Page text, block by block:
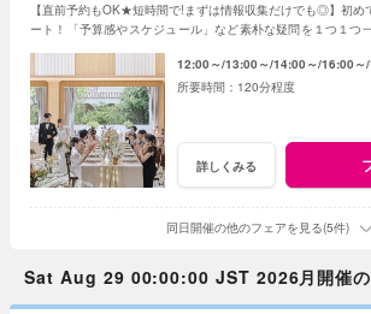
【直前予約もOK★短時間で!まずは情報収集だけでも◎】初
ート！「予算感やスケジュール」など素朴な疑問を１つ１つ
12:00～ 13:00～ 14:00～ 16:00～
120分程度
詳しくみる
同日開催の他のフェアを見る(5件)
Sat Aug 29 00:00:00 JST 2026月開催の